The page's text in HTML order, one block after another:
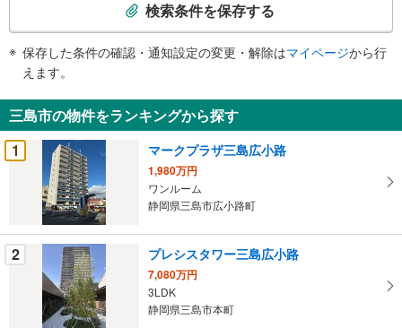
知
を
受
け
条
件
検索条件を保存する
保存した条件の確認・通知設定の変更・解除はマイページから行
えます。
三島市の物件をランキングから探す
1
マークプラザ三島広小路
1,980万円
ワンルーム
静岡県三島市広小路町
2 プレシスタワー三島広小路
7,080万円
3LDK
静岡県三島市本町